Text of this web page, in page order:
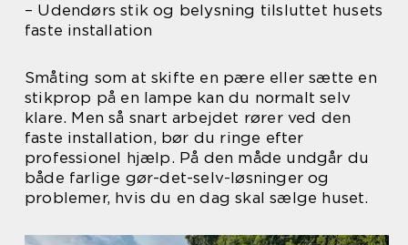
– Udendørs stik og belysning tilsluttet husets
faste installation
Småting som at skifte en pære eller sætte en
stikprop på en lampe kan du normalt selv
klare. Men så snart arbejdet rører ved den
faste installation, bør du ringe efter
professionel hjælp. På den måde undgår du
både farlige gør-det-selv-løsninger og
problemer, hvis du en dag skal sælge huset.